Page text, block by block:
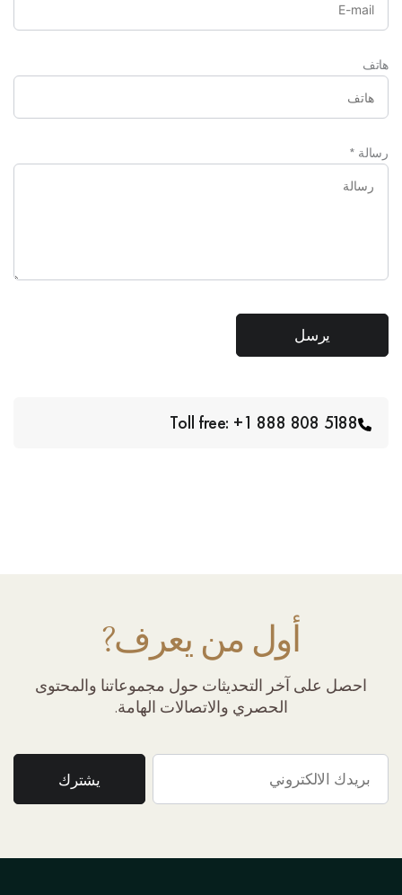
هاتف
رسالة *
Toll free: +1 888 808 5188
أول من يعرف?
احصل على آخر التحديثات حول مجموعاتنا والمحتوى
الحصري والاتصالات الهامة.